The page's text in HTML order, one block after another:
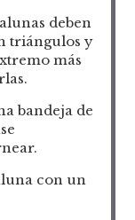
deben
triángulos y
más
bandeja de
con un